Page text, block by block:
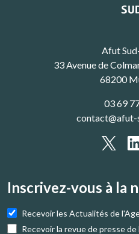
Afut
33 Avenue de
68200
03 69
contact@afut-
Inscrivez-vous à la
Recevoir les Actualités de
Recevoir la revue de presse